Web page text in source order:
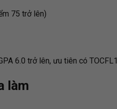
75 trở lên)
6.0 trở lên, ưu tiên có TOCFL1
làm